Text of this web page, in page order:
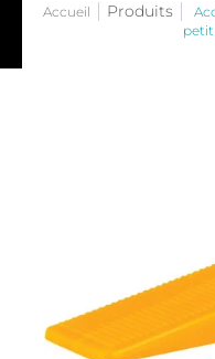
Accueil Produits
petit